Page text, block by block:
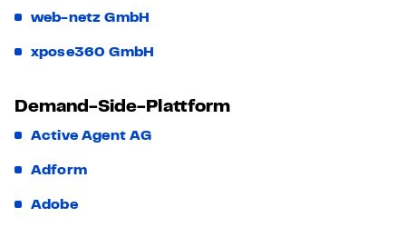
web-netz GmbH
xpose360 GmbH
Demand-Side-Plattform
Active Agent AG
Adform
Adobe